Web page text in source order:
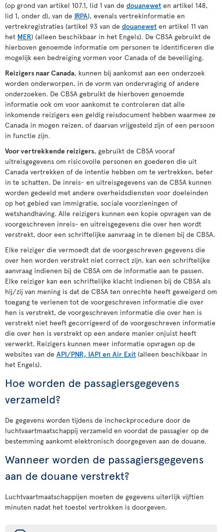
(op grond van artikel 107.1, lid 1 van de douanewet en artikel 148,
lid 1, onder d), van de IRPA), evenals vertrekinformatie en
vertrekregistraties (artikel 93 van de douanewet en artikel 11 van
het MER) (alleen beschikbaar in het Engels). De CBSA gebruikt de
hierboven genoemde informatie om personen te identificeren die
mogelijk een bedreiging vormen voor Canada of de beveiliging.
Reizigers naar Canada, kunnen bij aankomst aan een onderzoek
worden onderworpen, in de vorm van ondervraging of andere
onderzoeken. De CBSA gebruikt de hierboven genoemde
informatie ook om voor aankomst te controleren dat alle
inkomende reizigers een geldig reisdocument hebben waarmee ze
Canada in mogen reizen, of daarvan vrijgesteld zijn of een persoon
in functie zijn.
Voor vertrekkende reizigers, gebruikt de CBSA vooraf
uitreisgegevens om risicovolle personen en goederen die uit
Canada vertrekken of de intentie hebben om te vertrekken, beter
in te schatten. De inreis- en uitreisgegevens van de CBSA kunnen
worden gedeeld met andere overheidsdiensten voor doeleinden
op het gebied van immigratie, sociale voorzieningen of
wetshandhaving. Alle reizigers kunnen een kopie opvragen van de
voorgeschreven inreis- en uitreisgegevens die over hen wordt
verstrekt, door een schriftelijke aanvraag in te dienen bij de CBSA.
Elke reiziger die vermoedt dat de voorgeschreven gegevens die
over hen worden verstrekt niet correct zijn, kan een schriftelijke
aanvraag indienen bij de CBSA om de informatie aan te passen.
Elke reiziger kan een schriftelijke klacht indienen bij de CBSA als
hij/zij van mening is dat de CBSA ten onrechte heeft geweigerd om
toegang te verlenen tot de voorgeschreven informatie die over
hen is verstrekt, de voorgeschreven informatie die over hen is
verstrekt niet heeft gecorrigeerd of de voorgeschreven informatie
die over hen is verstrekt op een andere manier onjuist heeft
verwerkt. Reizigers kunnen meer informatie opvragen op de
websites van de API/PNR, IAPI en Air Exit (alleen beschikbaar in
het Engels).
Hoe worden de passagiersgegevens
verzameld?
De gegevens worden tijdens de incheckprocedure door de
luchtvaartmaatschappij verzameld en voordat de passagier op de
bestemming aankomt elektronisch doorgegeven aan de douane.
Wanneer worden de passagiersgegevens
aan de douane verstrekt?
Luchtvaartmaatschappijen moeten de gegevens uiterlijk vijftien
minuten nadat het toestel vertrokken is doorgeven.